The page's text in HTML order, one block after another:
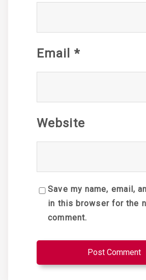
Email *
Website
Save my name, email,
in this browser for the
comment.